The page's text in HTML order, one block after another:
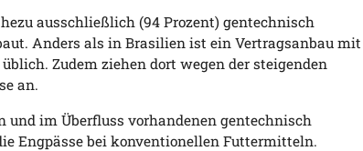
ausschließlich (94 Prozent) gentechnisch
Anders als in Brasilien ist ein Vertragsanbau mit
Zudem ziehen dort wegen der steigenden
an.
und im Überfluss vorhandenen gentechnisch
Engpässe bei konventionellen Futtermitteln.